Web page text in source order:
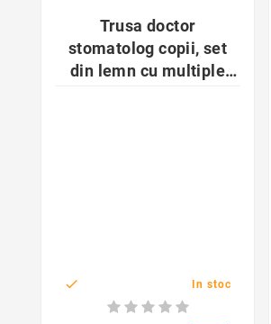
Trusa doctor
stomatolog copii, set
din lemn cu multiple
 In stoc